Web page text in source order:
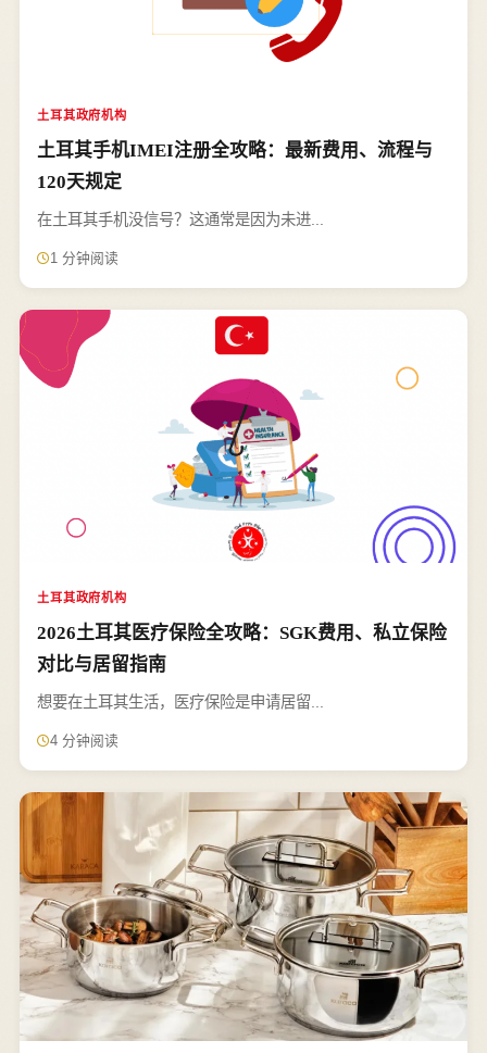
土耳其政府机构
土耳其手机IMEI注册全攻略：最新费用、流程与
120天规定
在土耳其手机没信号？这通常是因为未进...
1 分钟阅读
土耳其政府机构
2026土耳其医疗保险全攻略：SGK费用、私立保险
对比与居留指南
想要在土耳其生活，医疗保险是申请居留...
4 分钟阅读